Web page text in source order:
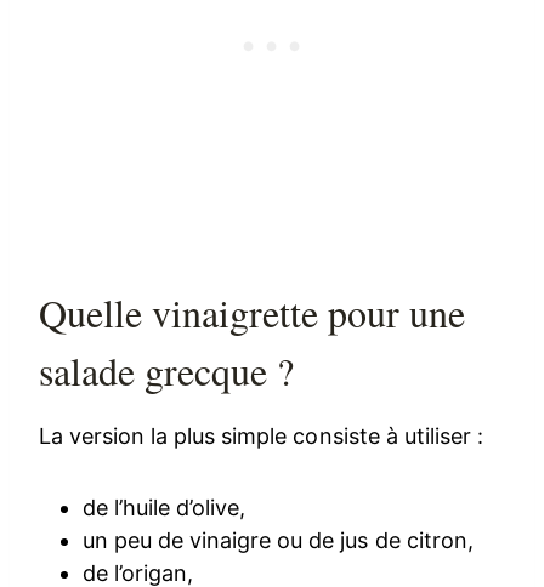
Quelle vinaigrette pour une
salade grecque ?
La version la plus simple consiste à utiliser :
de l’huile d’olive,
un peu de vinaigre ou de jus de citron,
de l’origan,